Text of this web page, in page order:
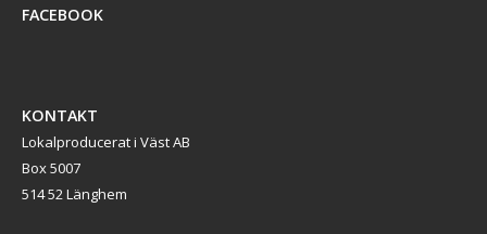
FACEBOOK
KONTAKT
Lokalproducerat i Väst AB
Box 5007
514 52 Länghem